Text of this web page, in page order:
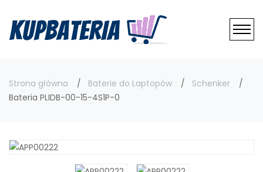
Strona główna Baterie do Laptopów
Schenker
Bateria PLIDB-00-15-4S1P-0